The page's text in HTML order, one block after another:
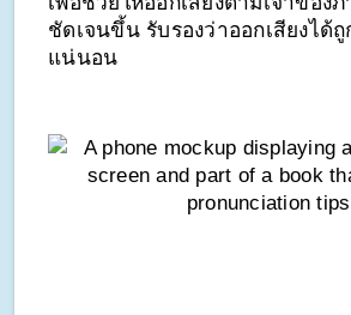
ชัดเจนขึ้น รับรองว่าออกเสียงได้
แน่นอน